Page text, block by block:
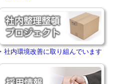
社内環境改善に取り組んでいます